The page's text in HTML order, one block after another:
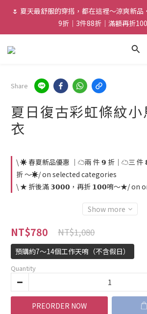
🌷 夏天最舒服的穿搭，都在這裡～涼爽新品
9折｜3件88折｜滿額再折
Share
夏日復古彩虹條紋
衣
\ ☀️ 春夏新品優惠 ｜☁️兩 件 𝟵 折｜☁️三
折 ～☀️/ on selected categories
\ ★ 折後滿 𝟯𝟬𝟬𝟬，再折 𝟭𝟬𝟬唷～★/ on
Show more
NT$780 NT$1,080
預購約7～14個工作天唷（不含假日）
Quantity
PREORDER NOW